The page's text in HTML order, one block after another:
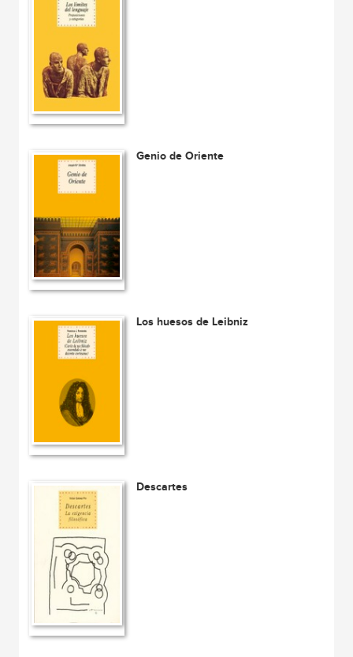
Genio de Oriente
Los huesos de Leibniz
Descartes